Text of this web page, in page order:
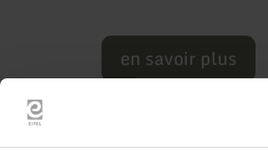
en savoir plus